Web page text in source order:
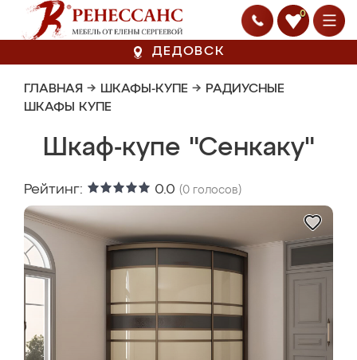
0
ДЕДОВСК
ГЛАВНАЯ → ШКАФЫ-КУПЕ → РАДИУСНЫЕ
ШКАФЫ КУПЕ
Шкаф-купе "Сенкаку"
Рейтинг: 0.0 (0 голосов)